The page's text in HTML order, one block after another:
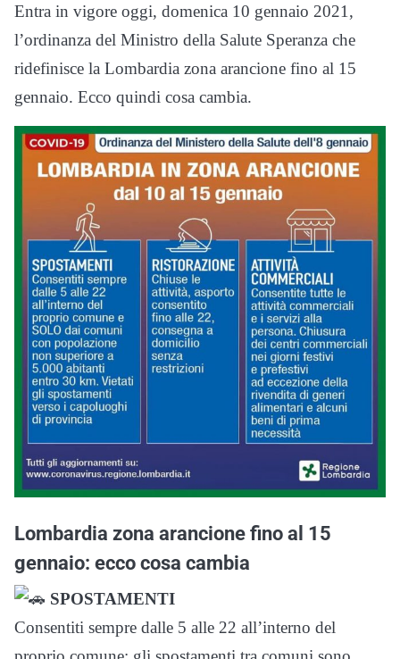
Entra in vigore oggi, domenica 10 gennaio 2021,
l’ordinanza del Ministro della Salute Speranza che
ridefinisce la Lombardia zona arancione fino al 15
gennaio. Ecco quindi cosa cambia.
Lombardia zona arancione fino al 15
gennaio: ecco cosa cambia
SPOSTAMENTI
Consentiti sempre dalle 5 alle 22 all’interno del